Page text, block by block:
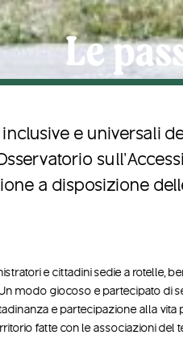
Le
e universali
a disposizione
e cittadini sedie a rotelle,
modo giocoso e partecipato di
e partecipazione alla
fatte con le associazioni del